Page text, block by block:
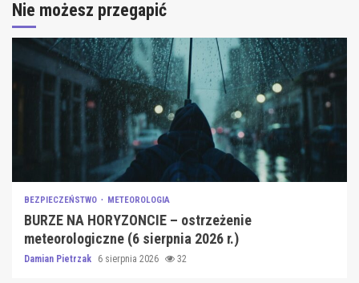
Nie możesz przegapić
BEZPIECZEŃSTWO METEOROLOGIA
BURZE NA HORYZONCIE – ostrzeżenie
meteorologiczne (6 sierpnia 2026 r.)
Damian Pietrzak 6 sierpnia 2026 32